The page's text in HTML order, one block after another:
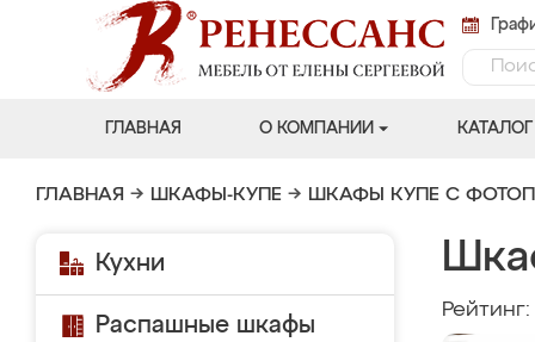
ГЛАВНАЯ О КОМПАНИИ КАТАЛОГ
ГЛАВНАЯ → ШКАФЫ-КУПЕ → ШКАФЫ КУПЕ С
Кухни
Распашные шкафы
Рейтинг: